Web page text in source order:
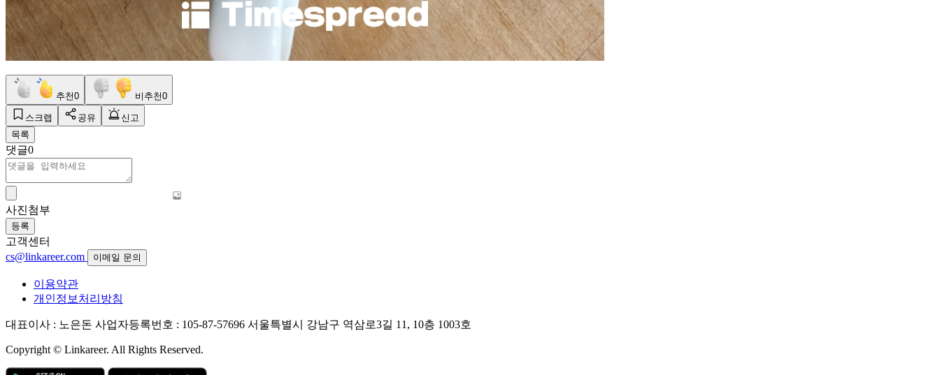
추천0 비추천0
스크랩 공유
신고
목록
댓글0
사진첨부
등록
고객센터
cs@linkareer.com
이메일 문의
이용약관
개인정보처리방침
대표이사 : 노은돈 사업자등록번호 : 105-87-57696 서울특별시 강남구 역삼로3길 11, 10층 1003호
Copyright © Linkareer. All Rights Reserved.